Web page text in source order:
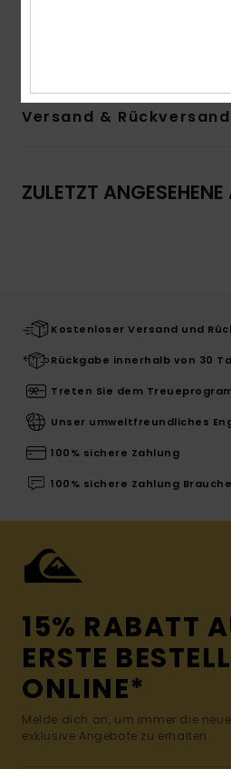
Versand & Rückversand
ZULETZT ANGESEHENE
Kostenloser Versand und
Rückgabe innerhalb von 30
Treten Sie dem
Unser umweltfreundliches
100% sichere Zahlung
100% sichere Zahlung
15% RABATT
ERSTE
ONLINE*
Melde dich an, um immer die
exklusive Angebote zu erhalten.